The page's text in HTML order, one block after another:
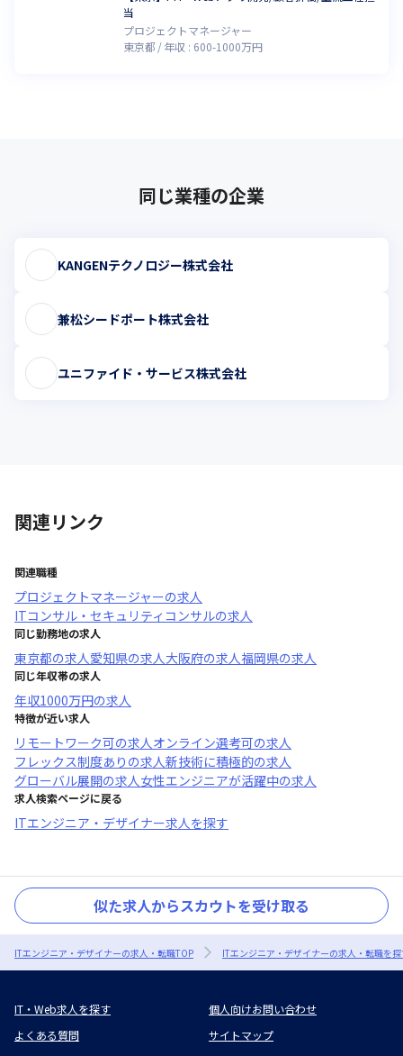
当
プロジェクトマネージャー
東京都
年収 : 600-1000万円
同じ業種の企業
KANGENテクノロジー株式会社
兼松シードポート株式会社
ユニファイド・サービス株式会社
関連リンク
関連職種
プロジェクトマネージャーの求人
ITコンサル・セキュリティコンサルの求人
同じ勤務地の求人
東京都の求人愛知県の求人大阪府の求人福岡県の求人
同じ年収帯の求人
年収1000万円の求人
特徴が近い求人
リモートワーク可の求人オンライン選考可の求人
フレックス制度あり の求人新技術に積極的の求人
グローバル展開の求人女性エンジニアが活躍中の求人
求人検索ページに戻る
ITエンジニア・デザイナー求人を探す
似た求人からスカウトを受け取る
ITエンジニア・デザイナーの求人・転職TOP ITエンジニア・デザイナーの求人・転職を
IT・Web求人を探す
個人向けお問い合わせ
よくある質問
サイトマップ